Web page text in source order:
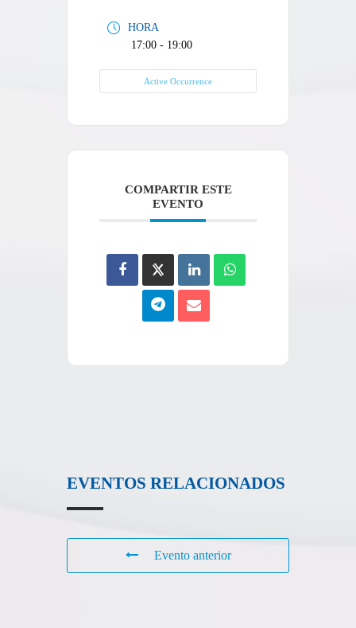
HORA
17:00 - 19:00
Active Occurrence
COMPARTIR ESTE
EVENTO
EVENTOS RELACIONADOS
Evento anterior